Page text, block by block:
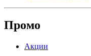
Промо
Акции